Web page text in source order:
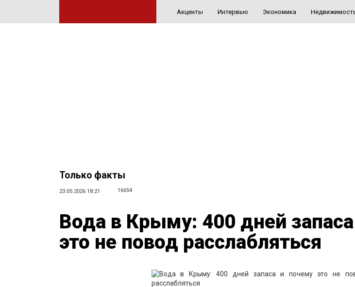
Акценты Интервью Экономика
Только факты
23.05.2026 18:21 16654
Вода в Крыму: 400 дней
это не повод расслабляться